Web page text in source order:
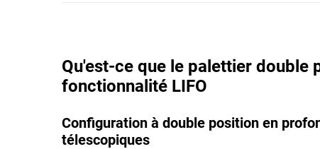
Qu'est-ce que le palettier
fonctionnalité LIFO
Configuration à double position en
télescopiques